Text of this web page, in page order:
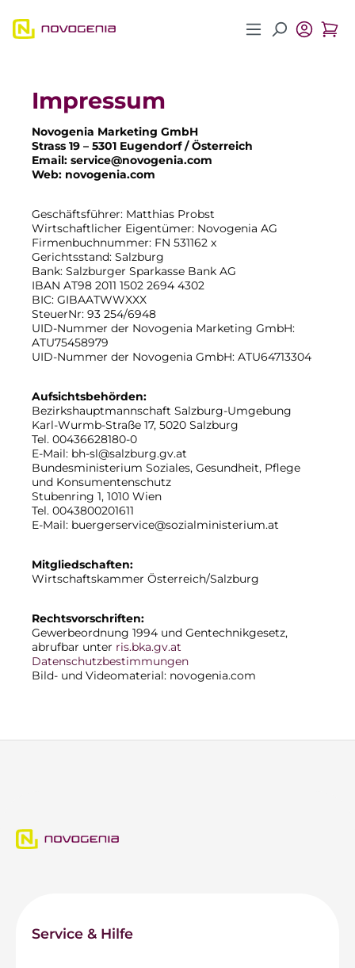
Zum Hauptinhalt springen
Impressum
Novogenia Marketing GmbH
Strass 19 – 5301 Eugendorf / Österreich
Email: service@novogenia.com
Web: novogenia.com
Geschäftsführer: Matthias Probst
Wirtschaftlicher Eigentümer: Novogenia AG
Firmenbuchnummer: FN 531162 x
Gerichtsstand: Salzburg
Bank: Salzburger Sparkasse Bank AG
IBAN AT98 2011 1502 2694 4302
BIC: GIBAATWWXXX
SteuerNr: 93 254/6948
UID-Nummer der Novogenia Marketing GmbH:
ATU75458979
UID-Nummer der Novogenia GmbH: ATU64713304
Aufsichtsbehörden:
Bezirkshauptmannschaft Salzburg-Umgebung
Karl-Wurmb-Straße 17, 5020 Salzburg
Tel. 00436628180-0
E-Mail: bh-sl@salzburg.gv.at
Bundesministerium Soziales, Gesundheit, Pflege
und Konsumentenschutz
Stubenring 1, 1010 Wien
Tel. 0043800201611
E-Mail: buergerservice@sozialministerium.at
Mitgliedschaften:
Wirtschaftskammer Österreich/Salzburg
Rechtsvorschriften:
Gewerbeordnung 1994 und Gentechnikgesetz,
abrufbar unter ris.bka.gv.at
Datenschutzbestimmungen
Bild- und Videomaterial: novogenia.com
Service & Hilfe